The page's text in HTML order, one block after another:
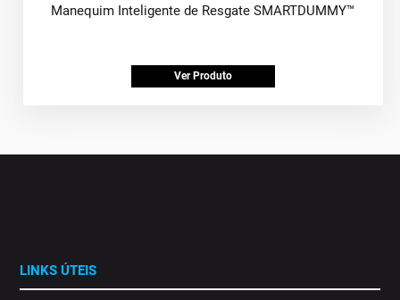
Manequim Inteligente de Resgate SMARTDUMMY™
Ver Produto
LINKS ÚTEIS